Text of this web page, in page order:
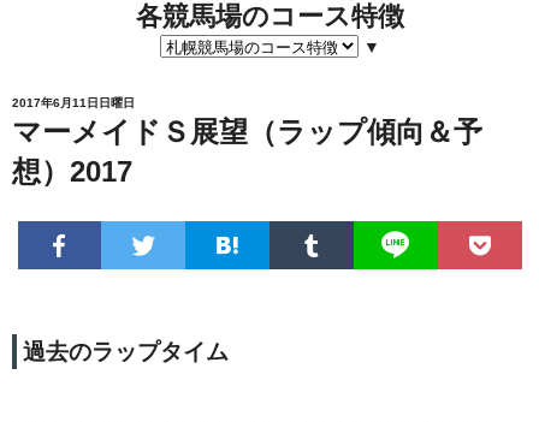
各競馬場のコース特徴
▼
2017年6月11日日曜日
マーメイドＳ展望（ラップ傾向＆予
想）2017
過去のラップタイム